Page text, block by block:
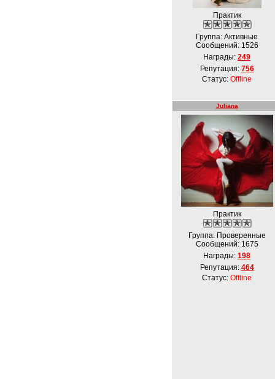
Практик
Группа: Активные
Сообщений: 1526
Награды: 249
Репутация: 756
Статус: Offline
Juliana
Практик
Группа: Проверенные
Сообщений: 1675
Награды: 198
Репутация: 464
Статус: Offline